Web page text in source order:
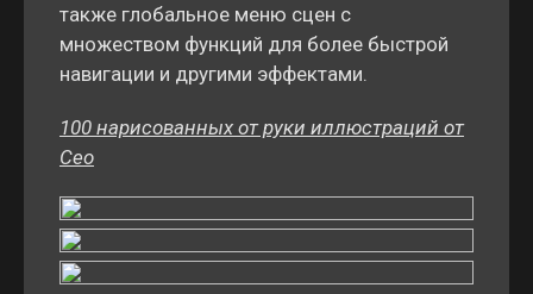
также глобальное меню сцен с
множеством функций для более быстрой
навигации и другими эффектами.
100 нарисованных от руки иллюстраций от
Ceo